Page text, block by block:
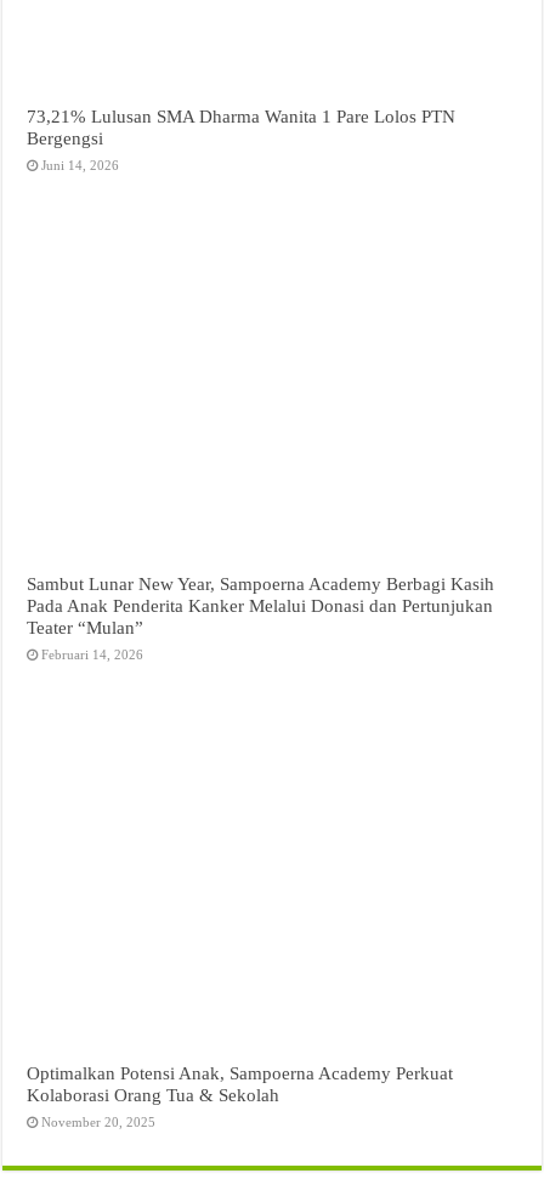
73,21% Lulusan SMA Dharma Wanita 1 Pare Lolos PTN
Bergengsi
Juni 14, 2026
Sambut Lunar New Year, Sampoerna Academy Berbagi Kasih
Pada Anak Penderita Kanker Melalui Donasi dan Pertunjukan
Teater “Mulan”
Februari 14, 2026
Optimalkan Potensi Anak, Sampoerna Academy Perkuat
Kolaborasi Orang Tua & Sekolah
November 20, 2025